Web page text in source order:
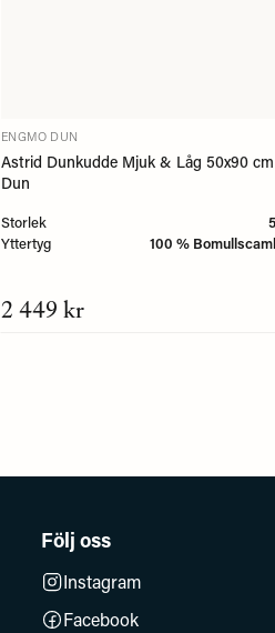
ENGMO DUN
Astrid Dunkudde Mjuk & Låg 50x90
Dun
Storlek
Yttertyg
100 %
2 449 kr
Följ oss
Instagram
Facebook